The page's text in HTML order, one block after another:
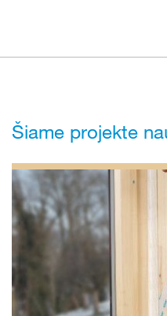
Šiame projekte